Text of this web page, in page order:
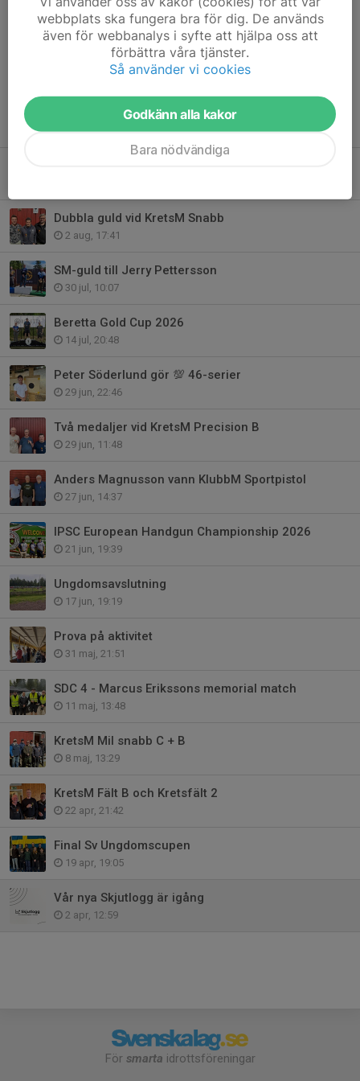
deltagande kommande träningar.
Dela nyhet
Tidigare nyheter
Dubbla guld vid KretsM Snabb
2 aug, 17:41
SM-guld till Jerry Pettersson
30 jul, 10:07
Beretta Gold Cup 2026
14 jul, 20:48
Peter Söderlund gör 💯 46-serier
29 jun, 22:46
Två medaljer vid KretsM Precision B
29 jun, 11:48
Anders Magnusson vann KlubbM Sportpistol
27 jun, 14:37
IPSC European Handgun Championship 2026
21 jun, 19:39
Ungdomsavslutning
17 jun, 19:19
Prova på aktivitet
31 maj, 21:51
SDC 4 - Marcus Erikssons memorial match
11 maj, 13:48
KretsM Mil snabb C + B
8 maj, 13:29
KretsM Fält B och Kretsfält 2
22 apr, 21:42
Final Sv Ungdomscupen
19 apr, 19:05
Vår nya Skjutlogg är igång
2 apr, 12:59
För smarta idrottsföreningar
webbplats ska fungera bra för dig. De används
även för webbanalys i syfte att hjälpa oss att
förbättra våra tjänster.
Så använder vi cookies
Godkänn alla kakor
Bara nödvändiga